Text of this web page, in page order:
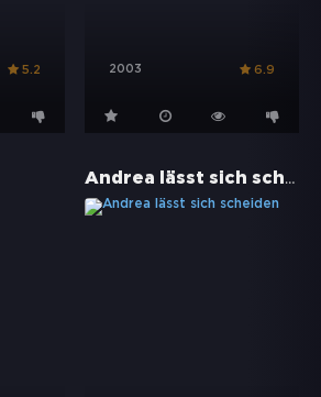
5.2 2003 6.9
Andrea lässt sich scheiden